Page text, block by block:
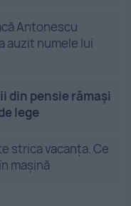
Antonescu
auzit numele lui
din pensie rămași
lege
strica vacanța. Ce
mașină